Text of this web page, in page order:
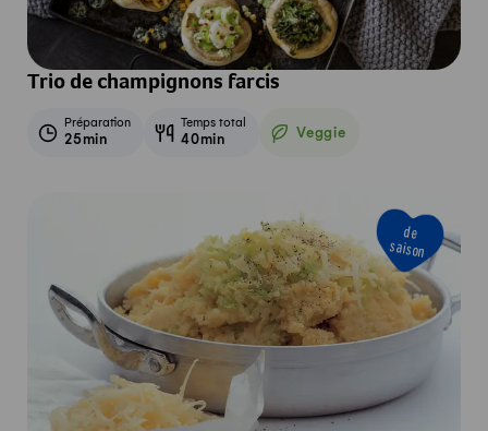
Trio de champignons farcis
Préparation
25min
Temps total
40min Veggie
Veggie
de
saison